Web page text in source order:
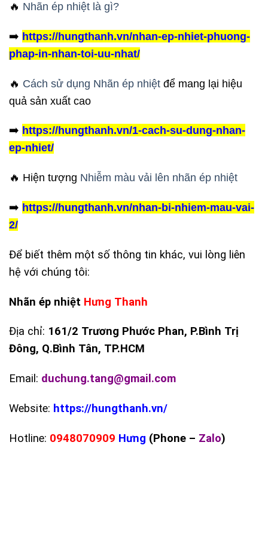
🔥 Nhãn ép nhiệt là gì?
➡️ https://hungthanh.vn/nhan-ep-nhiet-phuong-
phap-in-nhan-toi-uu-nhat/
🔥 Cách sử dụng Nhãn ép nhiệt để mang lại hiệu
quả sản xuất cao
➡️ https://hungthanh.vn/1-cach-su-dung-nhan-
ep-nhiet/
🔥 Hiện tượng Nhiễm màu vải lên nhãn ép nhiệt
➡️ https://hungthanh.vn/nhan-bi-nhiem-mau-vai-
2/
Để biết thêm một số thông tin khác, vui lòng liên
hệ với chúng tôi:
Nhãn ép nhiệt Hưng Thanh
Địa chỉ: 161/2 Trương Phước Phan, P.Bình Trị
Đông, Q.Bình Tân, TP.HCM
Email: duchung.tang@gmail.com
Website: https://hungthanh.vn/
Hotline: 0948070909 Hưng (Phone – Zalo)